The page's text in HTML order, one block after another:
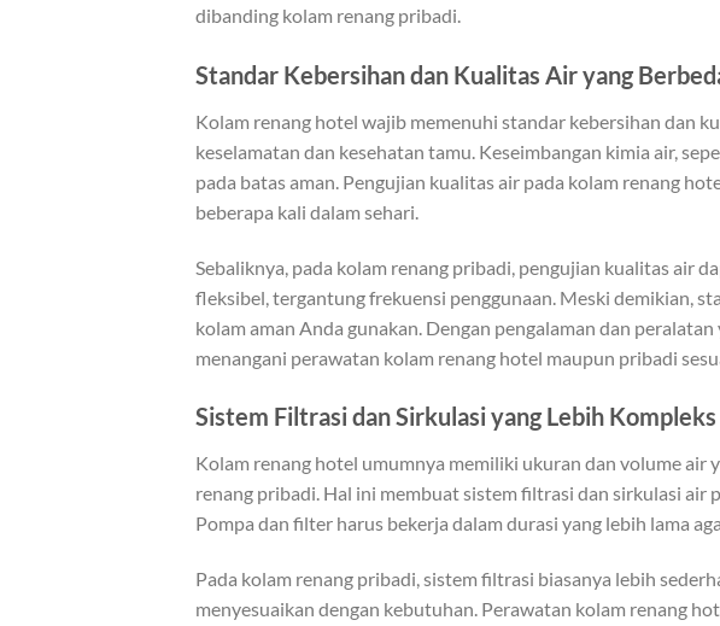
dibanding kolam renang pribadi.
Standar Kebersihan dan Kualitas Air yang
Kolam renang hotel wajib memenuhi standar kebersihan dan
keselamatan dan kesehatan tamu. Keseimbangan kimia air,
pada batas aman. Pengujian kualitas air pada kolam renang
beberapa kali dalam sehari.
Sebaliknya, pada kolam renang pribadi, pengujian kualitas air
fleksibel, tergantung frekuensi penggunaan. Meski demikian,
kolam aman Anda gunakan. Dengan pengalaman dan peralatan
menangani perawatan kolam renang hotel maupun pribadi
Sistem Filtrasi dan Sirkulasi yang Lebih Kompleks
Kolam renang hotel umumnya memiliki ukuran dan volume air
renang pribadi. Hal ini membuat sistem filtrasi dan sirkulasi air
Pompa dan filter harus bekerja dalam durasi yang lebih lama
Pada kolam renang pribadi, sistem filtrasi biasanya lebih
menyesuaikan dengan kebutuhan. Perawatan kolam renang